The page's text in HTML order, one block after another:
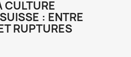
CULTURE
: ENTRE
RUPTURES